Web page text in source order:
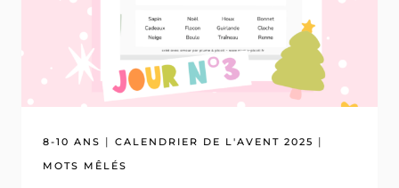
8-10 ANS | CALENDRIER DE L'AVENT 2025 |
MOTS MÊLÉS